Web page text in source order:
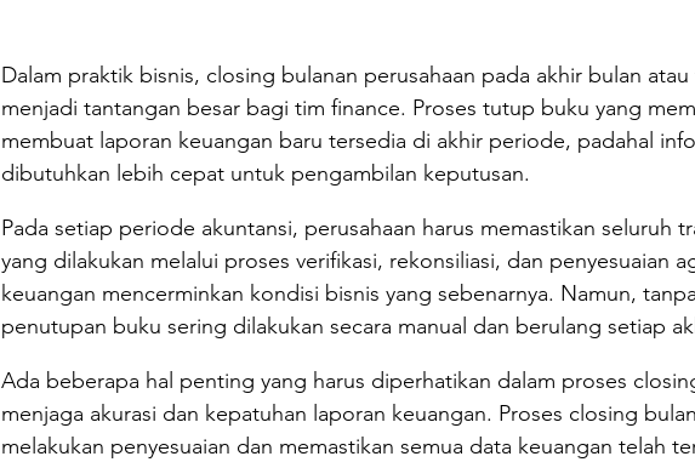
Dalam praktik bisnis, closing bulanan perusahaan pada akhir bulan
menjadi tantangan besar bagi tim finance. Proses tutup buku yang
membuat laporan keuangan baru tersedia di akhir periode, padahal
dibutuhkan lebih cepat untuk pengambilan keputusan.
Pada setiap periode akuntansi, perusahaan harus memastikan seluruh
yang dilakukan melalui proses verifikasi, rekonsiliasi, dan penyesuaian
keuangan mencerminkan kondisi bisnis yang sebenarnya. Namun,
penutupan buku sering dilakukan secara manual dan berulang setiap
Ada beberapa hal penting yang harus diperhatikan dalam proses
menjaga akurasi dan kepatuhan laporan keuangan. Proses closing
melakukan penyesuaian dan memastikan semua data keuangan telah